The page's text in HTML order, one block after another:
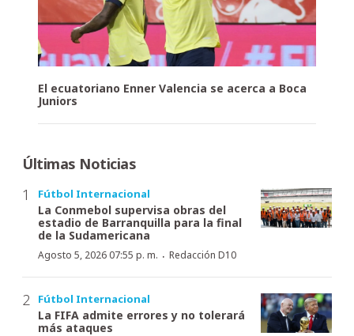
El ecuatoriano Enner Valencia se acerca a Boca
Juniors
Últimas Noticias
Fútbol Internacional
La Conmebol supervisa obras del
estadio de Barranquilla para la final
de la Sudamericana
Agosto 5, 2026 07:55 p. m. · Redacción D10
Fútbol Internacional
La FIFA admite errores y no tolerará
más ataques